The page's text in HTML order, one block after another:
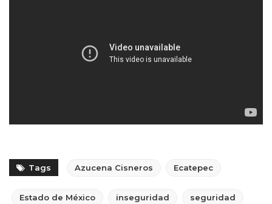
Tags Azucena Cisneros Ecatepec
Estado de México inseguridad seguridad